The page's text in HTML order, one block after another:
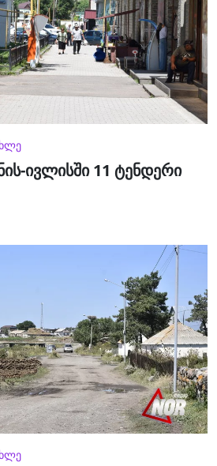
ივლისში 11 ტენდერი